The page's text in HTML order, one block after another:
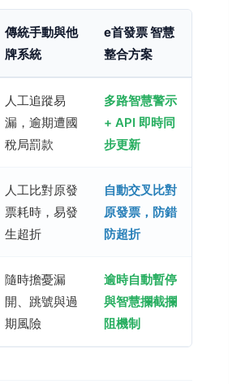
傳統手動與他
牌系統
e首發票 智慧
整合方案
人工追蹤易
漏，逾期遭國
稅局罰款
多路智慧警示
+ API 即時同
步更新
人工比對原發
票耗時，易發
生超折
自動交叉比對
原發票，防錯
防超折
隨時擔憂漏
開、跳號與過
期風險
逾時自動暫停
與智慧攔截攔
阻機制